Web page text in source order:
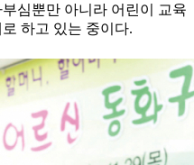
심뿐만 아니라 어린이 교육
하고 있는 중이다.